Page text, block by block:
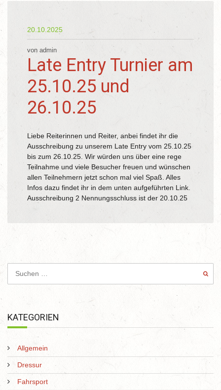
20.10.2025
von admin
Late Entry Turnier am
25.10.25 und
26.10.25
Liebe Reiterinnen und Reiter, anbei findet ihr die
Ausschreibung zu unserem Late Entry vom 25.10.25
bis zum 26.10.25. Wir würden uns über eine rege
Teilnahme und viele Besucher freuen und wünschen
allen Teilnehmern jetzt schon mal viel Spaß. Alles
Infos dazu findet ihr in dem unten aufgeführten Link.
Ausschreibung 2 Nennungsschluss ist der 20.10.25
KATEGORIEN
Allgemein
Dressur
Fahrsport